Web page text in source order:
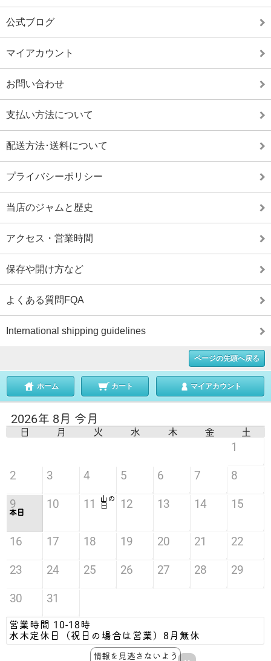
公式ブログ
マイアカウント
お問い合わせ
支払い方法について
配送方法･送料について
プライバシーポリシー
当店のジャムと歴史
アクセス・営業時間
保存や開け方など
よくある質問FQA
International shipping guidelines
ページの先頭へ戻る
ホーム カート マイアカウント